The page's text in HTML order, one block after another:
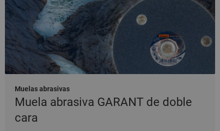
Muelas abrasivas
Muela abrasiva GARANT de doble
cara